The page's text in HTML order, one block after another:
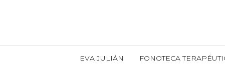
EVA JULIÁN FONOTECA